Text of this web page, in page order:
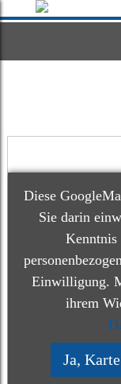
Diese
Sie darin
Kenntnis
Einwilligung.
ihrem